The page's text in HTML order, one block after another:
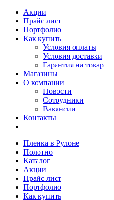
Акции
Прайс лист
Портфолио
Как купить
Условия оплаты
Условия доставки
Гарантия на товар
Магазины
О компании
Новости
Сотрудники
Вакансии
Контакты
Пленка в Рулоне
Полотно
Каталог
Акции
Прайс лист
Портфолио
Как купить